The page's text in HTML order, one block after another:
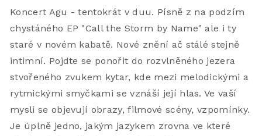
Koncert Agu - tentokrát v duu. Písně z na podzím
chystáného EP "Call the Storm by Name" ale i ty
staré v novém kabatě. Nové znění ač stálé stejně
intimní. Pojdte se ponořit do rozvlněného jezera
stvořeného zvukem kytar, kde mezi melodickými a
rytmickými smyčkami se vznáší její hlas. Ve vaší
mysli se objevují obrazy, filmové scény, vzpomínky.
Je úplně jedno, jakým jazykem zrovna ve které